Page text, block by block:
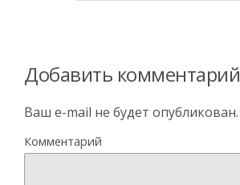
Добавить комментарий
Ваш e-mail не будет опубликован.
Комментарий